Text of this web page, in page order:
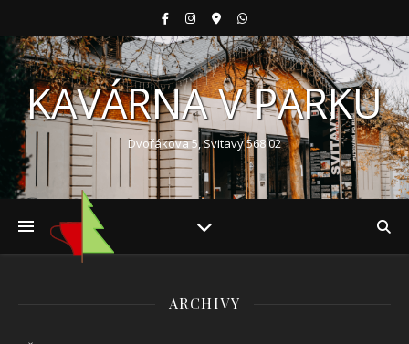
KAVÁRNA V PARKU
Dvořákova 5, Svitavy 568 02
ARCHIVY